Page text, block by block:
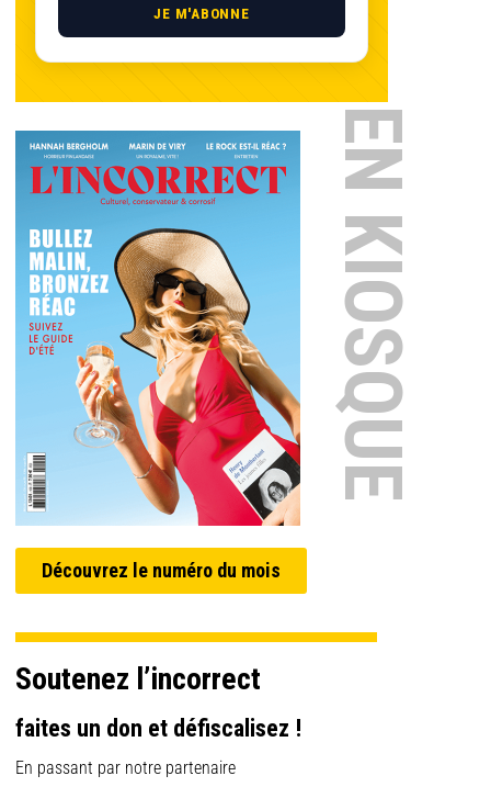
JE M'ABONNE
EN KIOSQUE
Découvrez le numéro du mois
Soutenez l’incorrect
faites un don et défiscalisez !
En passant par notre partenaire